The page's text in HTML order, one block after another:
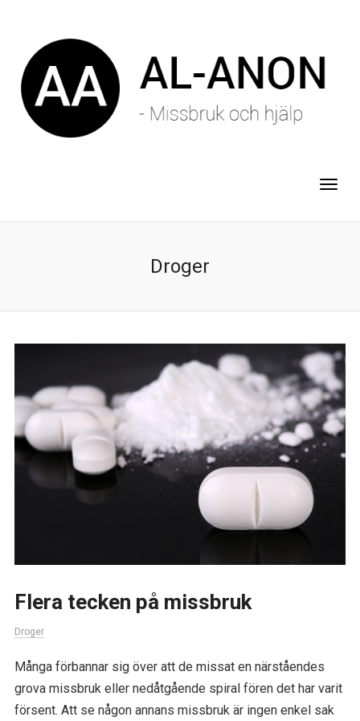
Droger
Flera tecken på missbruk
Droger
Många förbannar sig över att de missat en närståendes
grova missbruk eller nedåtgående spiral fören det har varit
försent. Att se någon annans missbruk är ingen enkel sak